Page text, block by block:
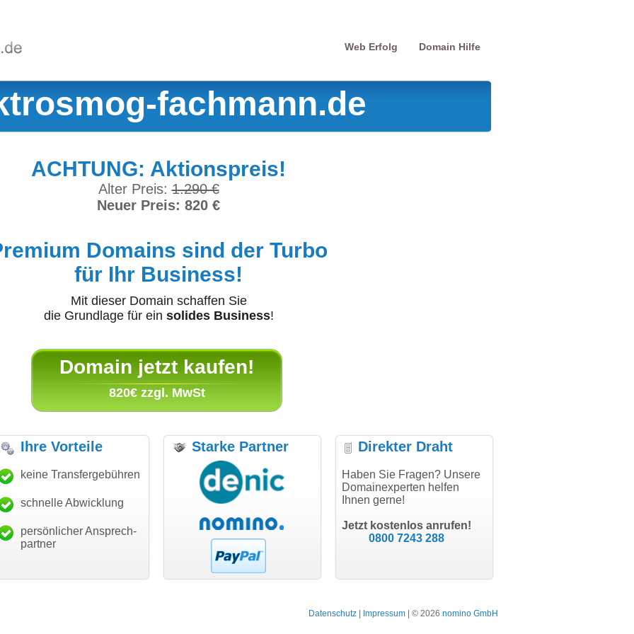
Web Erfolg Domain Hilfe
fachmann.de
ACHTUNG: Aktionspreis!
Alter Preis:1.290 €
Neuer Preis: 820 €
Domains sind der Turbo
für Ihr Business!
Mit dieser Domain schaffen Sie
die Grundlage für ein solides Business!
Domain jetzt kaufen!
820€ zzgl. MwSt
für den schnellen
und guten Service!"
Thomas Schäfer
eckert communication GmbH
"Ich bin dankbar, meine
Wunschdomain gefunden zu
haben. Die Domain passt für
hundertprozentig."
Janina Köck
Leben im Einklang
leben-im-einklang.de
Köln
"Super Abwicklung, vielen
modern software GbR
Landau an der Isar
"Vielen Dank für den
AuthCode - hat alles prima
Ihre Vorteile
keine Transfergebühren
schnelle Abwicklung
persönlicher Ansprech-
partner
Starke Partner Direkter Draht
Haben Sie Fragen? Unsere
Domainexperten helfen
Ihnen gerne!
Jetzt kostenlos anrufen!
0800 7243 288
Datenschutz Impressum | © 2026 nomino GmbH